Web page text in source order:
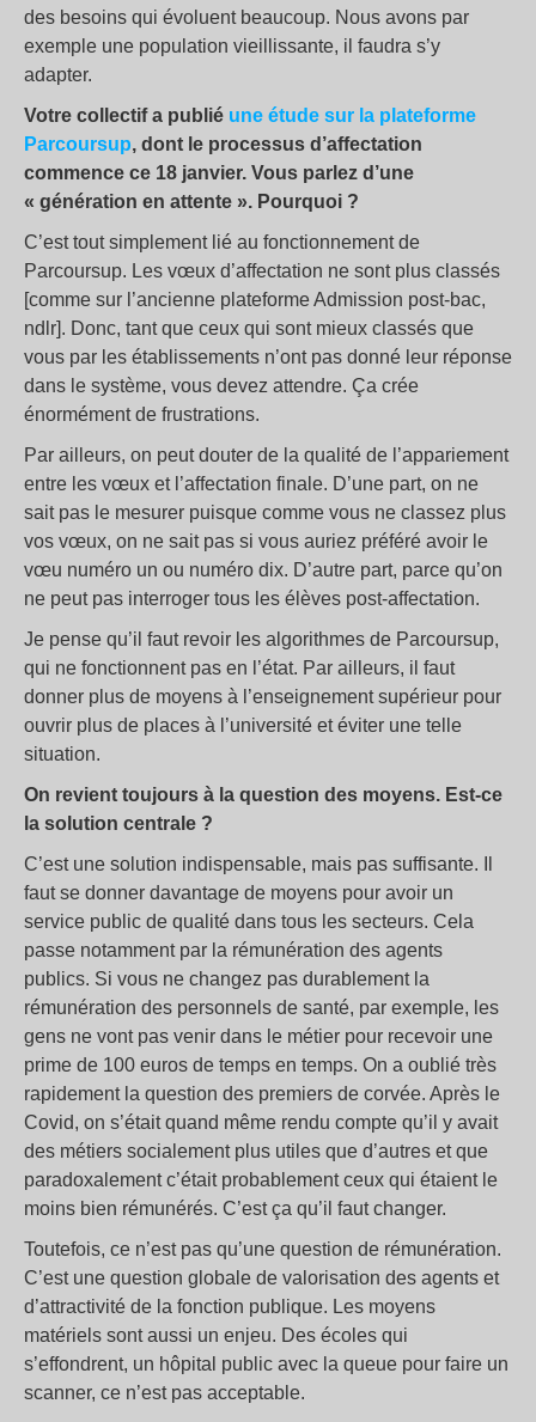
des besoins qui évoluent beaucoup. Nous avons par
exemple une population vieillissante, il faudra s’y
adapter.
Votre collectif a publié une étude sur la plateforme
Parcoursup, dont le processus d’affectation
commence ce 18 janvier. Vous parlez d’une
« génération en attente ». Pourquoi ?
C’est tout simplement lié au fonctionnement de
Parcoursup. Les vœux d’affectation ne sont plus classés
[comme sur l’ancienne plateforme Admission post-bac,
ndlr]. Donc, tant que ceux qui sont mieux classés que
vous par les établissements n’ont pas donné leur réponse
dans le système, vous devez attendre. Ça crée
énormément de frustrations.
Par ailleurs, on peut douter de la qualité de l’appariement
entre les vœux et l’affectation finale. D’une part, on ne
sait pas le mesurer puisque comme vous ne classez plus
vos vœux, on ne sait pas si vous auriez préféré avoir le
vœu numéro un ou numéro dix. D’autre part, parce qu’on
ne peut pas interroger tous les élèves post-affectation.
Je pense qu’il faut revoir les algorithmes de Parcoursup,
qui ne fonctionnent pas en l’état. Par ailleurs, il faut
donner plus de moyens à l’enseignement supérieur pour
ouvrir plus de places à l’université et éviter une telle
situation.
On revient toujours à la question des moyens. Est-ce
la solution centrale ?
C’est une solution indispensable, mais pas suffisante. Il
faut se donner davantage de moyens pour avoir un
service public de qualité dans tous les secteurs. Cela
passe notamment par la rémunération des agents
publics. Si vous ne changez pas durablement la
rémunération des personnels de santé, par exemple, les
gens ne vont pas venir dans le métier pour recevoir une
prime de 100 euros de temps en temps. On a oublié très
rapidement la question des premiers de corvée. Après le
Covid, on s’était quand même rendu compte qu’il y avait
des métiers socialement plus utiles que d’autres et que
paradoxalement c’était probablement ceux qui étaient le
moins bien rémunérés. C’est ça qu’il faut changer.
Toutefois, ce n’est pas qu’une question de rémunération.
C’est une question globale de valorisation des agents et
d’attractivité de la fonction publique. Les moyens
matériels sont aussi un enjeu. Des écoles qui
s’effondrent, un hôpital public avec la queue pour faire un
scanner, ce n’est pas acceptable.